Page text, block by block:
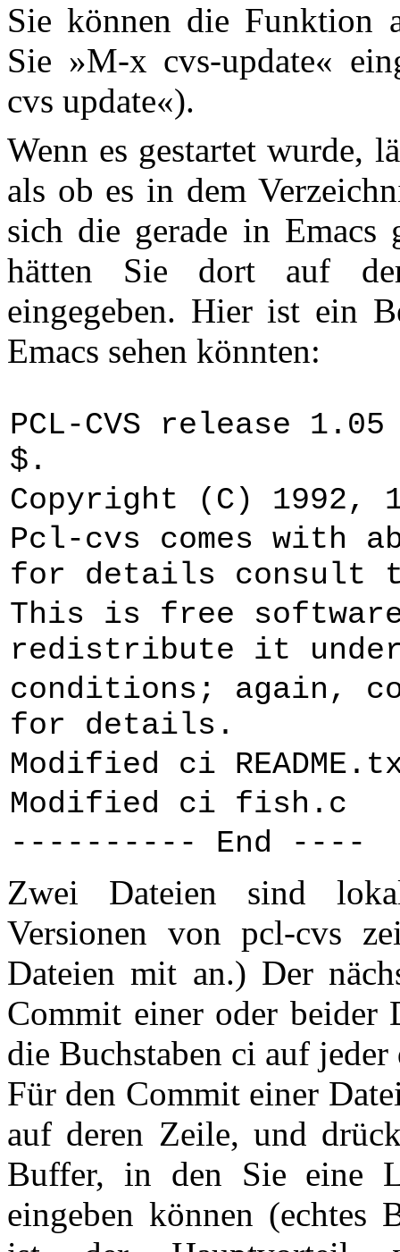
Sie können die Funktion
Sie »M-x cvs-update«
cvs update«).
Wenn es gestartet wurde,
als ob es in dem
sich die gerade in Emacs
hätten Sie dort auf
eingegeben. Hier ist ein
Emacs sehen könnten:
PCL-CVS release
$.
Copyright (C) 1992,
Pcl-cvs comes with
for details consult
This is free
redistribute it
conditions; again,
for details.
Modified ci
Modified ci fish.c
---------- End ----
Zwei Dateien sind
Versionen von pcl-cvs
Dateien mit an.) Der
Commit einer oder beider
die Buchstaben ci auf
Für den Commit einer
auf deren Zeile, und
Buffer, in den Sie eine
eingeben können (echtes